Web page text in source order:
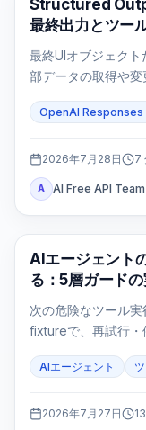
Structured
最終出力とツー
最終UIオブジェク
部データの取得や
答が必要な場合だけ
OpenAI Responses
2026年7月28日 7
A AI Free API Team
AI API
AIエージェント
る：5層ガード
次の危険なツール
fixtureで、再試行・
AIエージェント
2026年7月27日 13